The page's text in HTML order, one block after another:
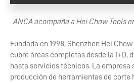
ANCA acompaña a Hei Chow Tools
Fundada en 1998, Shenzhen Hei
cubre áreas completas desde la I+D,
hasta servicios técnicos. La empresa
producción de herramientas de corte